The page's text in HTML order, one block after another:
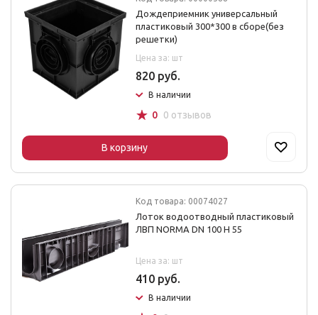
Дождеприемник универсальный
пластиковый 300*300 в сборе(без
решетки)
Цена за: шт
820 руб.
В наличии
☆ 0 0 отзывов
В корзину
Код товара: 00074027
Лоток водоотводный пластиковый
ЛВП NORMA DN 100 H 55
Цена за: шт
410 руб.
В наличии